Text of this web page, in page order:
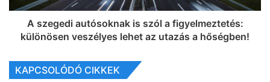
A szegedi autósoknak is szól a figyelmeztetés:
különösen veszélyes lehet az utazás a hőségben!
KAPCSOLÓDÓ CIKKEK